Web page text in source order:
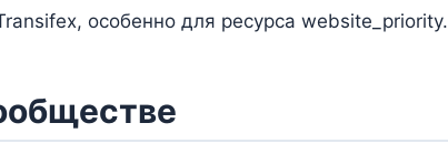
особенно для ресурса website_priority.